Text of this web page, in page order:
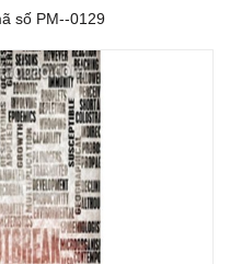
số PM--0129